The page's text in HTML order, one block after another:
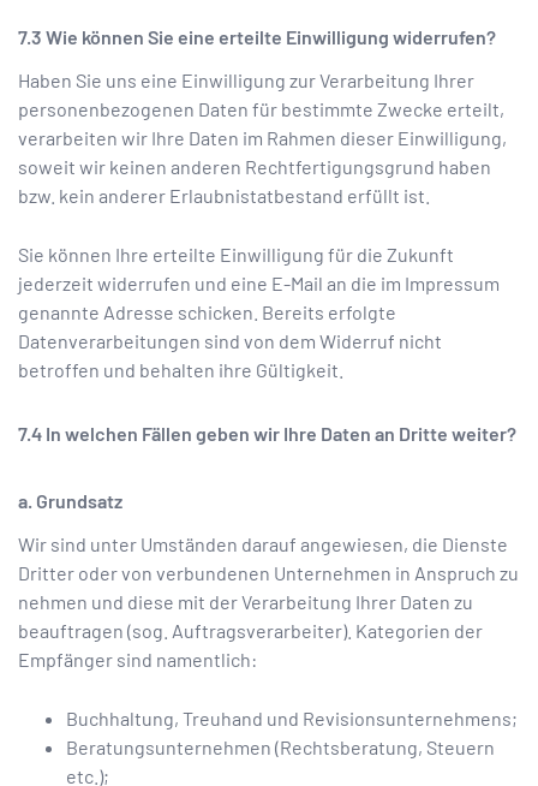
Wie können Sie eine erteilte Einwilligung widerrufen?
Haben Sie uns eine Einwilligung zur Verarbeitung Ihrer
personenbezogenen Daten für bestimmte Zwecke erteilt,
verarbeiten wir Ihre Daten im Rahmen dieser Einwilligung,
soweit wir keinen anderen Rechtfertigungsgrund haben
bzw. kein anderer Erlaubnistatbestand erfüllt ist.
Sie können Ihre erteilte Einwilligung für die Zukunft
jederzeit widerrufen und eine E-Mail an die im Impressum
genannte Adresse schicken. Bereits erfolgte
Datenverarbeitungen sind von dem Widerruf nicht
betroffen und behalten ihre Gültigkeit.
In welchen Fällen geben wir Ihre Daten an Dritte weiter?
a. Grundsatz
Wir sind unter Umständen darauf angewiesen, die Dienste
Dritter oder von verbundenen Unternehmen in Anspruch zu
nehmen und diese mit der Verarbeitung Ihrer Daten zu
beauftragen (sog. Auftragsverarbeiter). Kategorien der
Empfänger sind namentlich:
Buchhaltung, Treuhand und Revisionsunternehmens;
Beratungsunternehmen (Rechtsberatung, Steuern
etc.);